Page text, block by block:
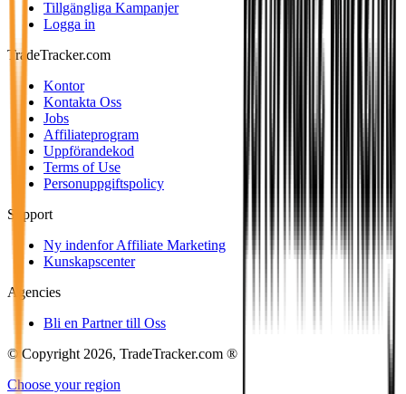
Tillgängliga Kampanjer
Logga in
TradeTracker.com
Kontor
Kontakta Oss
Jobs
Affiliateprogram
Uppförandekod
Terms of Use
Personuppgiftspolicy
Support
Ny indenfor Affiliate Marketing
Kunskapscenter
Agencies
Bli en Partner till Oss
© Copyright 2026, TradeTracker.com ®
Choose your region